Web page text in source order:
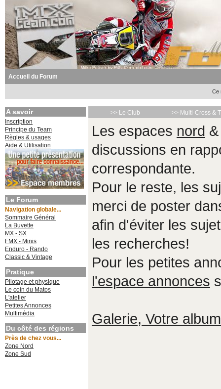
Accueil du Forum
Ce
A savoir
Inscription
Principe du Team
Règles & usages
Aide & Utilisation
Le Forum
Navigation globale...
Sommaire Général
La Buvette
MX - SX
FMX - Minis
Enduro - Rando
Classic & Vintage
Pratique
Pilotage et physique
Le coin du Matos
L'atelier
Petites Annonces
Multimédia
Du côté des régions
Près de chez vous...
Zone Nord
Zone Sud
>> Le Club >> Multi-Cross &
Les espaces nord
discussions en
correspondante.
Pour le reste, les
merci de poster
afin d'éviter les
les recherches!
Pour les petites
l'espace annonces
Galerie, Votre